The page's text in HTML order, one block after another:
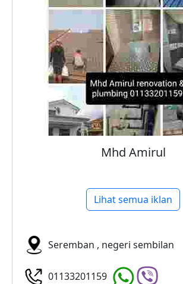
Mhd Amirul
Lihat semua iklan
Seremban , negeri sembilan
01133201159